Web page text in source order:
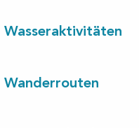
Wasseraktivitäten
Wanderrouten
Lacs
en-Born
80